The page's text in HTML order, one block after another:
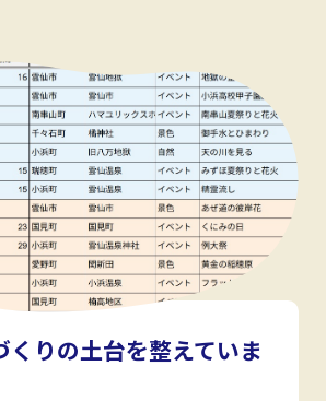
くりの土台を整えていま